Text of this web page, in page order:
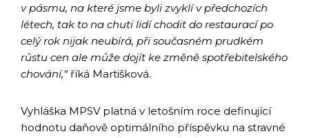
v pásmu, na které jsme byli zvyklí v předchozích
létech, tak to na chuti lidí chodit do restaurací po
celý rok nijak neubírá, při současném prudkém
růstu cen ale může dojít ke změně spotřebitelského
chování,“říká Martišková.
Vyhláška MPSV platná v letošním roce definující
hodnotu daňově optimálního příspěvku na stravné